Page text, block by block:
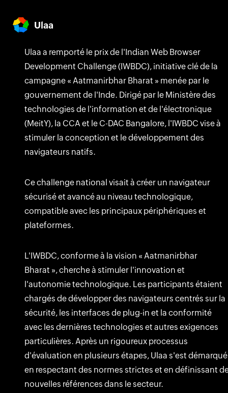
Ulaa
l'Aatmanirbhar Bharat
Ulaa a remporté le prix de l'Indian Web Browser
Development Challenge (IWBDC), initiative clé de la
campagne « Aatmanirbhar Bharat » menée par le
gouvernement de l'Inde. Dirigé par le Ministère des
technologies de l'information et de l'électronique
(MeitY), la CCA et le C-DAC Bangalore, l'IWBDC vise à
stimuler la conception et le développement des
navigateurs natifs.
Ce challenge national visait à créer un navigateur
sécurisé et avancé au niveau technologique,
compatible avec les principaux périphériques et
plateformes.
L'IWBDC, conforme à la vision « Aatmanirbhar
Bharat », cherche à stimuler l'innovation et
l'autonomie technologique. Les participants étaient
chargés de développer des navigateurs centrés sur la
sécurité, les interfaces de plug-in et la conformité
avec les dernières technologies et autres exigences
particulières. Après un rigoureux processus
d'évaluation en plusieurs étapes, Ulaa s'est démarqué
en respectant des normes strictes et en définissant
nouvelles références dans le secteur.